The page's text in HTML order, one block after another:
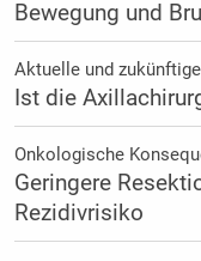
Bewegung und
Aktuelle und
Ist die
Onkologische
Geringere
Rezidivrisiko